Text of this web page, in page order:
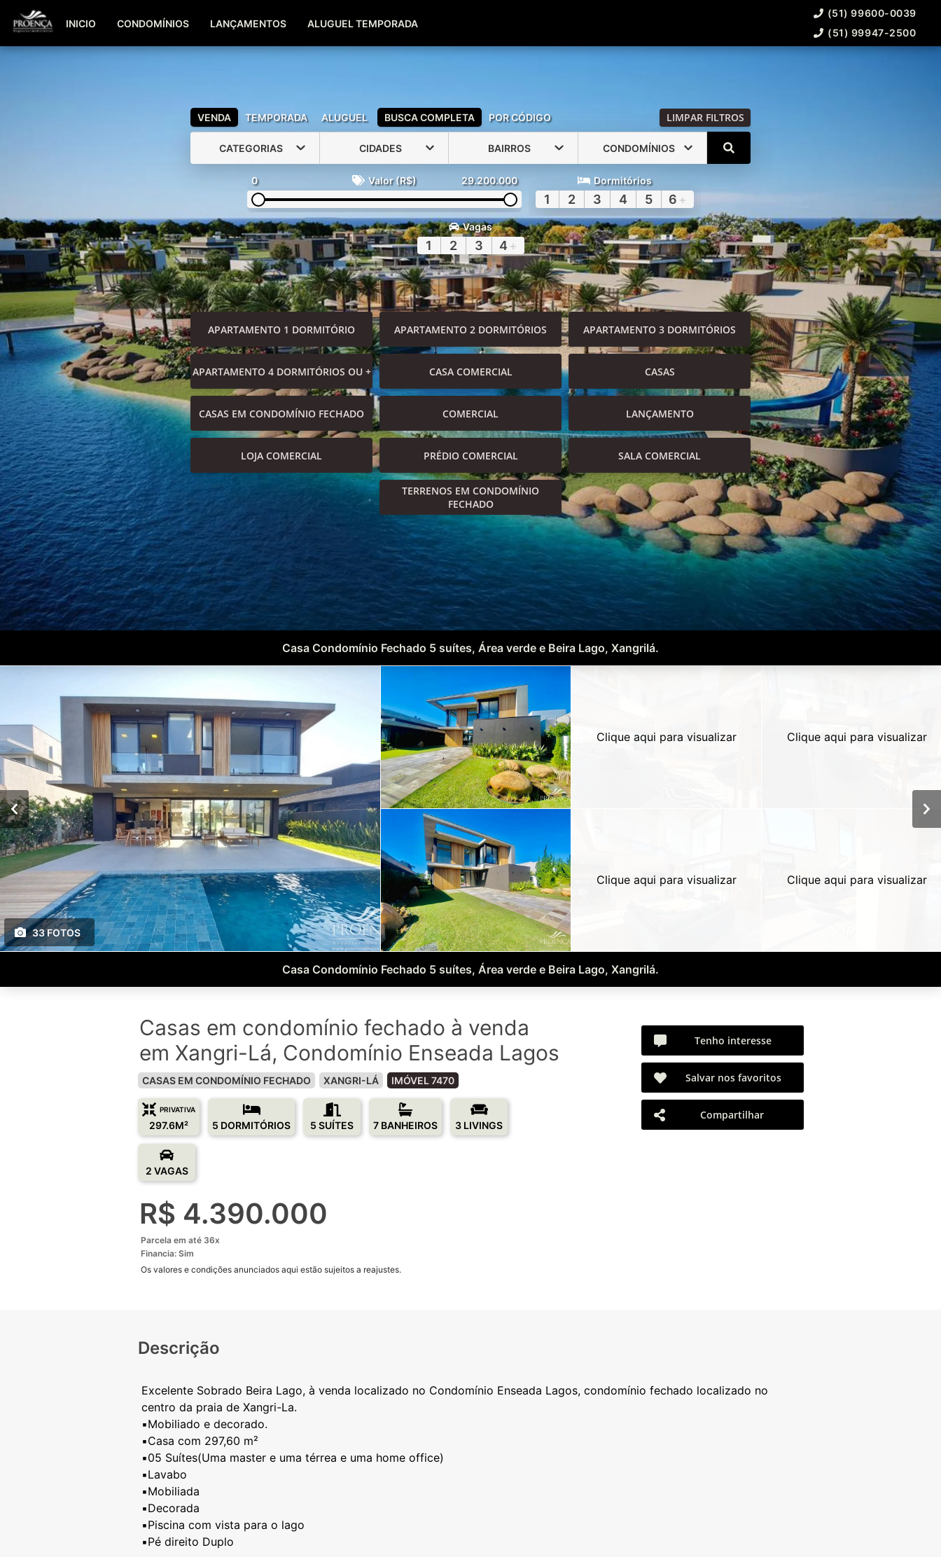
(51) 99600-0039
INICIO CONDOMÍNIOS LANÇAMENTOS ALUGUEL TEMPORADA
(51) 99600-0039
(51) 99947-2500
VENDA TEMPORADA ALUGUEL BUSCA COMPLETA POR CÓDIGO LIMPAR FILTROS
CATEGORIAS CIDADES BAIRROS CONDOMÍNIOS
0 Valor (R$) 29.200.000 Dormitórios
1 2 3 4 5 6 +
Vagas
1 2 3 4 +
APARTAMENTO 1 DORMITÓRIO APARTAMENTO 2 DORMITÓRIOS APARTAMENTO 3 DORMITÓRIOS
APARTAMENTO 4 DORMITÓRIOS OU + CASA COMERCIAL CASAS
CASAS EM CONDOMÍNIO FECHADO COMERCIAL LANÇAMENTO
LOJA COMERCIAL PRÉDIO COMERCIAL SALA COMERCIAL
TERRENOS EM CONDOMÍNIO
FECHADO
Casa Condomínio Fechado 5 suítes, Área verde e Beira Lago, Xangrilá.
33 FOTOS
Clique aqui para visualizar
Clique aqui para visualizar
Clique aqui para visualizar
Clique aqui para visualizar
Casa Condomínio Fechado 5 suítes, Área verde e Beira Lago, Xangrilá.
Casas em condomínio fechado à venda
em Xangri-Lá, Condomínio Enseada Lagos
CASAS EM CONDOMÍNIO FECHADO XANGRI-LÁ IMÓVEL 7470
PRIVATIVA
297.6M² 5 DORMITÓRIOS 5 SUÍTES 7 BANHEIROS 3 LIVINGS
2 VAGAS
R$ 4.390.000
Parcela em até 36x
Financia: Sim
Os valores e condições anunciados aqui estão sujeitos a reajustes.
Tenho interesse
Salvar nos favoritos
Compartilhar
Descrição
Excelente Sobrado Beira Lago, à venda localizado no Condomínio Enseada Lagos, condomínio fechado localizado no
centro da praia de Xangri-La.
▪️Mobiliado e decorado.
▪️Casa com 297,60 m²
▪️05 Suítes(Uma master e uma térrea e uma home office)
▪️Lavabo
▪️Mobiliada
▪️Decorada
▪️Piscina com vista para o lago
▪️Pé direito Duplo